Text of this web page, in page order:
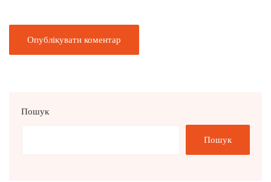
Пошук
Пошук